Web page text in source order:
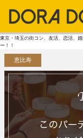
東京・埼玉の街コン、友活、恋活、
ー！！
恵比寿